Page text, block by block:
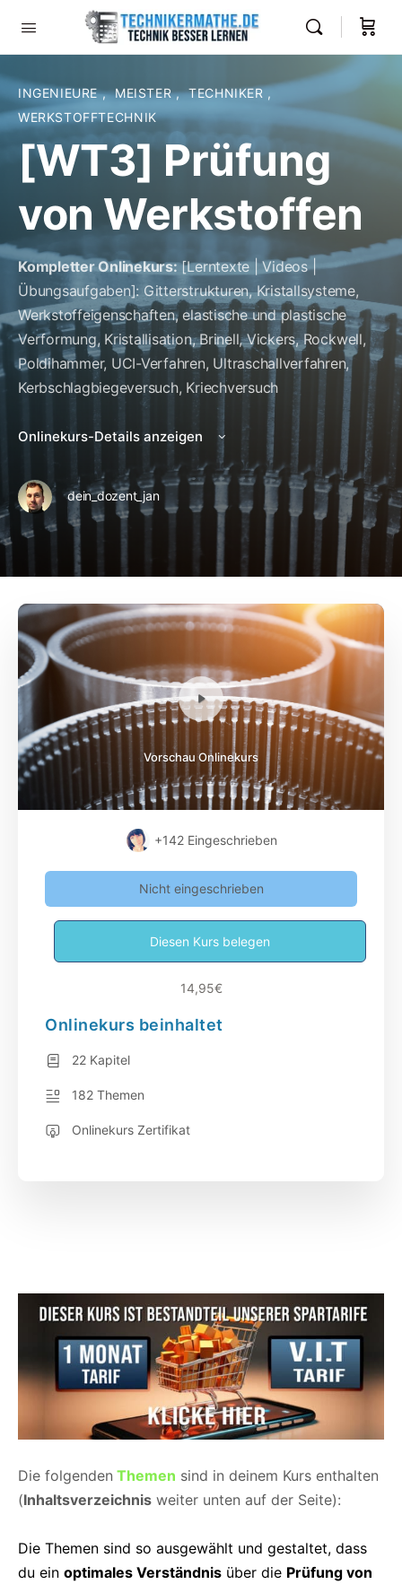
INGENIEURE, MEISTER, TECHNIKER ,
WERKSTOFFTECHNIK
[WT3] Prüfung
von Werkstoffen
Kompletter Onlinekurs:[Lerntexte | Videos |
Übungsaufgaben]: Gitterstrukturen, Kristallsysteme,
Werkstoffeigenschaften, elastische und plastische
Verformung, Kristallisation, Brinell, Vickers, Rockwell,
Poldihammer, UCI-Verfahren, Ultraschallverfahren,
Kerbschlagbiegeversuch, Kriechversuch
Onlinekurs-Details anzeigen
dein_dozent_jan
Die folgenden Themen sind in deinem Kurs enthalten
(Inhaltsverzeichnis weiter unten auf der Seite):
Die Themen sind so ausgewählt und gestaltet, dass
du ein optimales Verständnis über die Prüfung von
Vorschau Onlinekurs
+142 Eingeschrieben
Nicht eingeschrieben
Diesen Kurs belegen
14,95€
Onlinekurs beinhaltet
22 Kapitel
182 Themen
Onlinekurs Zertifikat